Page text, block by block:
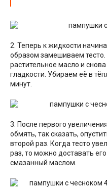
2. Теперь к жидкости
образом замешиваем
растительное масло и
гладкости. Убираем её в
минут.
3. После первого
обмять, так сказать,
второй раз. Когда тесто
раз, то можно доставать
смазанный маслом.